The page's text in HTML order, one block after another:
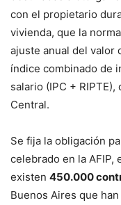
con el propietario
vivienda, que la
ajuste anual del valor
índice combinado de
salario (IPC +
Central.
Se fija la obligación
celebrado en la AFIP,
existen 450.000
Buenos Aires que